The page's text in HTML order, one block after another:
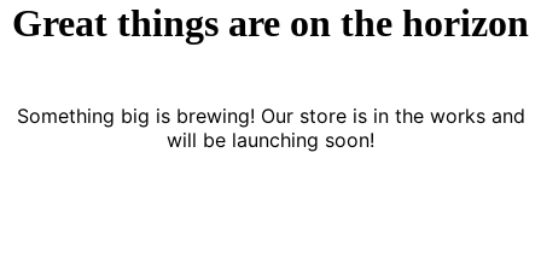
Great things are on the horizon
Something big is brewing! Our store is in the works and
will be launching soon!